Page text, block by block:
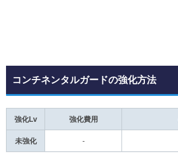
コンチネンタルガードの強化方法
強化Lv 強化費用
未強化 -